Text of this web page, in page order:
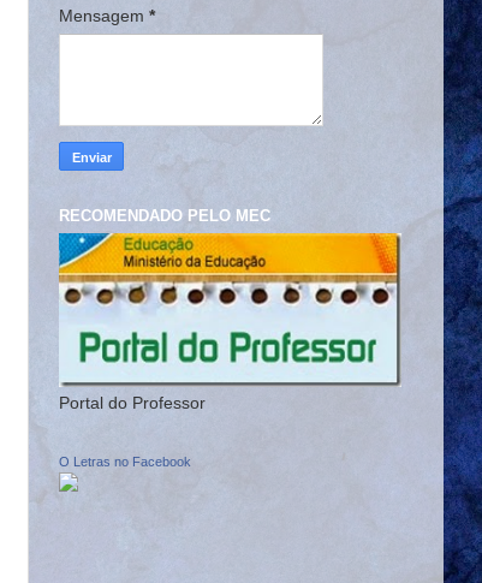
Mensagem *
RECOMENDADO PELO MEC
Portal do Professor
O Letras no Facebook